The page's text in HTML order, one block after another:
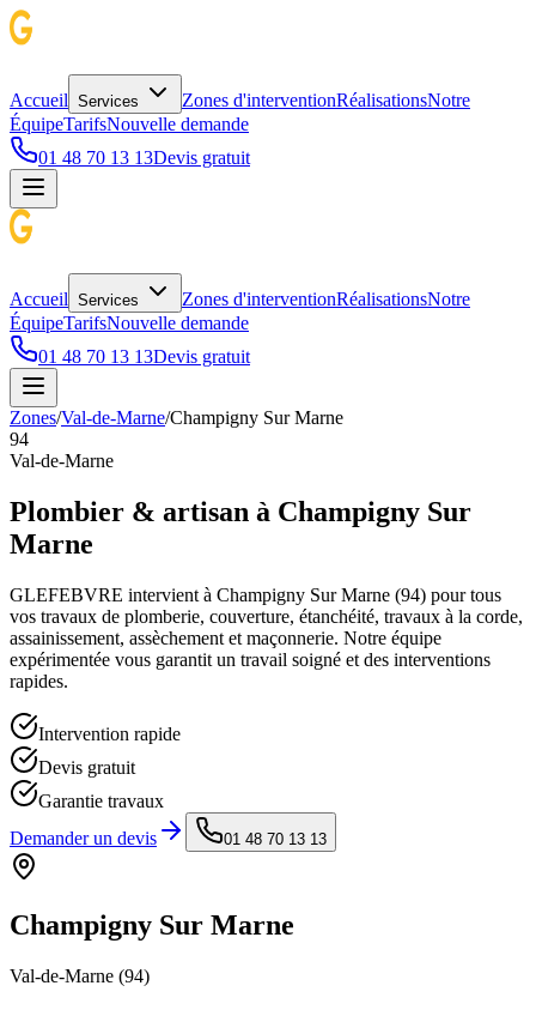
Accueil Services Zones d'interventionRéalisationsNotre
ÉquipeTarifsNouvelle demande
01 48 70 13 13Devis gratuit
Accueil Services Zones d'interventionRéalisationsNotre
ÉquipeTarifsNouvelle demande
01 48 70 13 13Devis gratuit
Zones/Val-de-Marne/Champigny Sur Marne
94
Val-de-Marne
Plombier & artisan à Champigny Sur
Marne
GLEFEBVRE intervient à Champigny Sur Marne (94) pour tous
vos travaux de plomberie, couverture, étanchéité, travaux à la corde,
assainissement, assèchement et maçonnerie. Notre équipe
expérimentée vous garantit un travail soigné et des interventions
rapides.
Intervention rapide
Devis gratuit
Garantie travaux
Demander un devis
01 48 70 13 13
Champigny Sur Marne
Val-de-Marne (94)